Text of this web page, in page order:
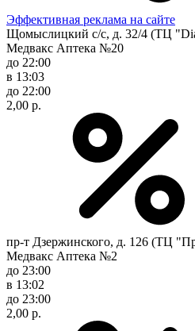
Эффективная реклама на сайте
Щомыслицкий с/с, д. 32/4 (ТЦ
Медвакс Аптека №20
до 22:00
в 13:03
до 22:00
2,00 р.
пр-т Дзержинского, д. 126 (ТЦ
Медвакс Аптека №2
до 23:00
в 13:02
до 23:00
2,00 р.